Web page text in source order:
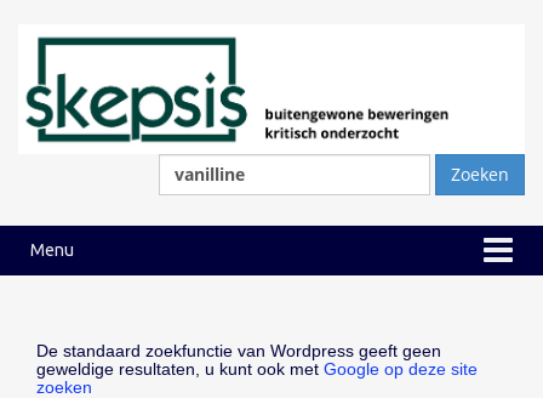
Zoeken
naar:
Menu
De standaard zoekfunctie van Wordpress geeft geen
geweldige resultaten, u kunt ook met Google op deze site
zoeken